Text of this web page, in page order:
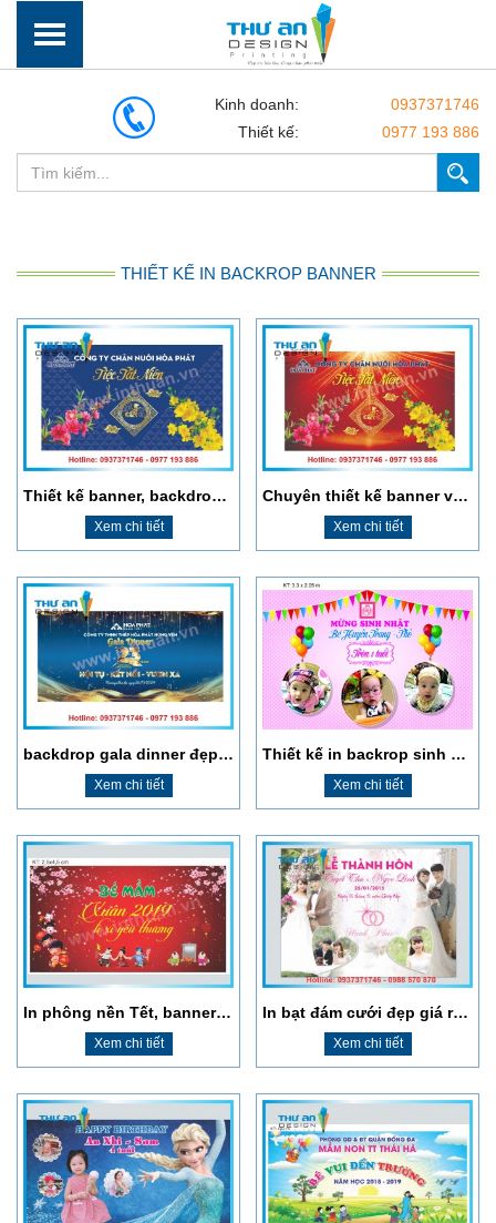
Kinh doanh:
0937371746
Thiết kế:
0977 193 886
THIẾT KẾ IN BACKROP BANNER
Thiết kế banner, backdrop tiệc tất niên
Xem chi tiết
Chuyên thiết kế banner và in ấn
Xem chi tiết
backdrop gala dinner đẹp ấn tượng
Xem chi tiết
Thiết kế in backrop sinh nhật cho bé
Xem chi tiết
In phông nền Tết, banner - backdrop tiệc tất niên, bạt chúc mừng năm mới
Xem chi tiết
In bạt đám cưới đẹp giá rẻ tại Đống Đa
Xem chi tiết
In Kỷ Yếu Giá Rẻ, Miễn Phí Thiết Kế, Giao Hàng Tận Nơi
Xem chi tiết
In sổ cổ đông lấy ngay, giá rẻ, chất lượng cao
Xem chi tiết